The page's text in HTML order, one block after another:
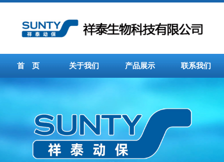
首 页 关于我们 产品展示 联系我们